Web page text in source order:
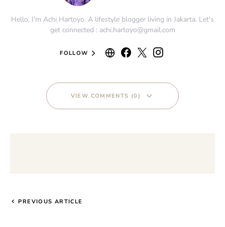
Hello, I'm Achi Hartoyo. A lifestyle blogger living in Jakarta. Let's
get connected : achi.hartoyo@gmail.com
FOLLOW
VIEW COMMENTS (0)
PREVIOUS ARTICLE